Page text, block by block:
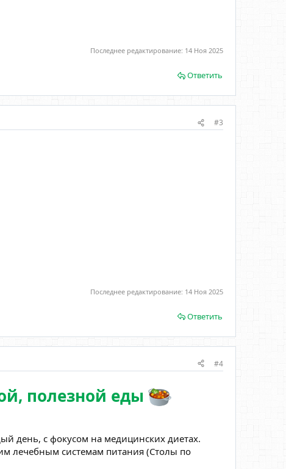
Последнее редактирование: 14 Ноя 2025
Ответить
#3
Последнее редактирование: 14 Ноя 2025
Ответить
#4
полезной еды
день, с фокусом на медицинских диетах.
лечебным системам питания (Столы по